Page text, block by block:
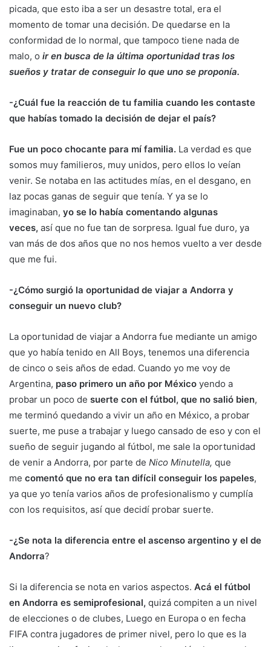
picada, que esto iba a ser un desastre total, era el
momento de tomar una decisión. De quedarse en la
conformidad de lo normal, que tampoco tiene nada de
malo, o ir en busca de la última oportunidad tras los
sueños y tratar de conseguir lo que uno se proponía.
-¿Cuál fue la reacción de tu familia cuando les contaste
que habías tomado la decisión de dejar el país?
Fue un poco chocante para mí familia. La verdad es que
somos muy familieros, muy unidos, pero ellos lo veían
venir. Se notaba en las actitudes mías, en el desgano, en
laz pocas ganas de seguir que tenía. Y ya se lo
imaginaban, yo se lo había comentando algunas
veces, así que no fue tan de sorpresa. Igual fue duro, ya
van más de dos años que no nos hemos vuelto a ver desde
que me fui.
-¿Cómo surgió la oportunidad de viajar a Andorra y
conseguir un nuevo club?
La oportunidad de viajar a Andorra fue mediante un amigo
que yo había tenido en All Boys, tenemos una diferencia
de cinco o seis años de edad. Cuando yo me voy de
Argentina, paso primero un año por México yendo a
probar un poco de suerte con el fútbol, que no salió bien,
me terminó quedando a vivir un año en México, a probar
suerte, me puse a trabajar y luego cansado de eso y con el
sueño de seguir jugando al fútbol, me sale la oportunidad
de venir a Andorra, por parte de Nico Minutella, que
me comentó que no era tan difícil conseguir los papeles,
ya que yo tenía varios años de profesionalismo y cumplía
con los requisitos, así que decidí probar suerte.
-¿Se nota la diferencia entre el ascenso argentino y el de
Andorra?
Si la diferencia se nota en varios aspectos. Acá el fútbol
en Andorra es semiprofesional, quizá compiten a un nivel
de elecciones o de clubes, Luego en Europa o en fecha
FIFA contra jugadores de primer nivel, pero lo que es la